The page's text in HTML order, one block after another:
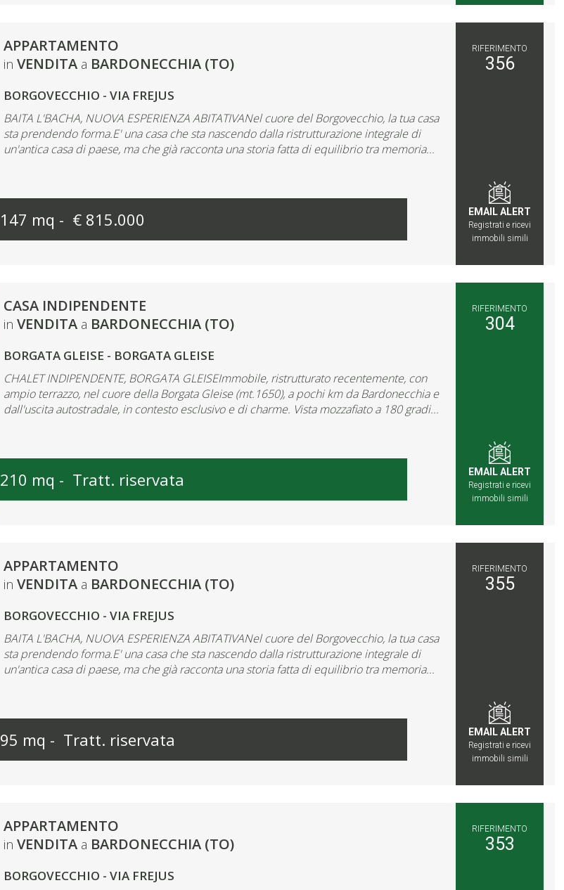
APPARTAMENTO
inVENDITA a BARDONECCHIA (TO)
BORGOVECCHIO - VIA FREJUS
BAITA L'BACHA, NUOVA ESPERIENZA ABITATIVANel cuore del Borgovecchio, la tua casa
sta prendendo forma.E' una casa che sta nascendo dalla ristrutturazione integrale di
un'antica casa di paese, ma che già racconta una storia fatta di equilibrio tra memoria...
147 mq - € 815.000
RIFERIMENTO
356
EMAIL ALERT
Registrati e ricevi
immobili simili
CASA INDIPENDENTE
inVENDITA a BARDONECCHIA (TO)
BORGATA GLEISE - BORGATA GLEISE
CHALET INDIPENDENTE, BORGATA GLEISEImmobile, ristrutturato recentemente, con
ampio terrazzo, nel cuore della Borgata Gleise (mt.1650), a pochi km da Bardonecchia e
dall'uscita autostradale, in contesto esclusivo e di charme. Vista mozzafiato a 180 gradi...
210 mq - Tratt. riservata
RIFERIMENTO
304
EMAIL ALERT
Registrati e ricevi
immobili simili
APPARTAMENTO
inVENDITA a BARDONECCHIA (TO)
BORGOVECCHIO - VIA FREJUS
BAITA L'BACHA, NUOVA ESPERIENZA ABITATIVANel cuore del Borgovecchio, la tua casa
sta prendendo forma.E' una casa che sta nascendo dalla ristrutturazione integrale di
un'antica casa di paese, ma che già racconta una storia fatta di equilibrio tra memoria...
95 mq - Tratt. riservata
RIFERIMENTO
355
EMAIL ALERT
Registrati e ricevi
immobili simili
APPARTAMENTO
inVENDITA a BARDONECCHIA (TO)
BORGOVECCHIO - VIA FREJUS
RIFERIMENTO
353